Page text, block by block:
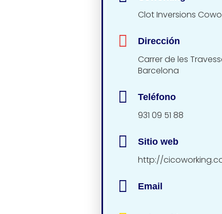
Clot Inversions
Dirección
Carrer de les
Barcelona
Teléfono
931 09 51 88
Sitio web
http://
Email